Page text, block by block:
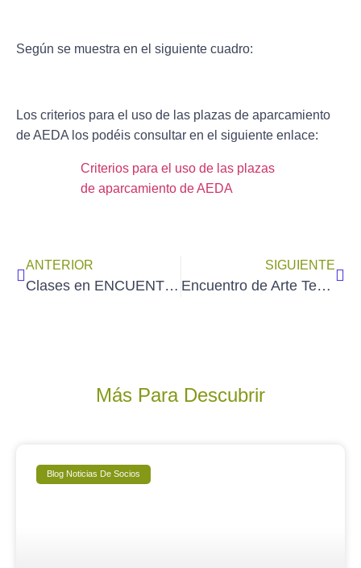
Según se muestra en el siguiente cuadro:
Los criterios para el uso de las plazas de aparcamiento
de AEDA los podéis consultar en el siguiente enlace:
Criterios para el uso de las plazas
de aparcamiento de AEDA
ANTERIOR
Clases en ENCUENTROARTE, impartidas por ARACELI.
SIGUIENTE
Encuentro de Arte Terapeútico con ARACELI (todos los martes).
Más Para Descubrir
Blog Noticias De Socios